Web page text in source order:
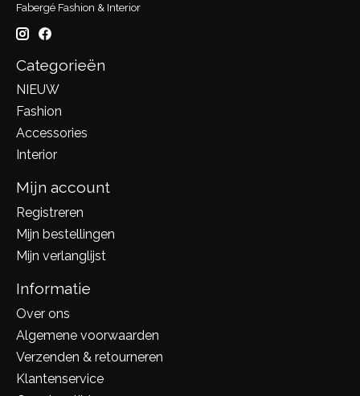
Fabergé Fashion & Interior
Categorieën
NIEUW
Fashion
Accessories
Interior
Mijn account
Registreren
Mijn bestellingen
Mijn verlanglijst
Informatie
Over ons
Algemene voorwaarden
Verzenden & retourneren
Klantenservice